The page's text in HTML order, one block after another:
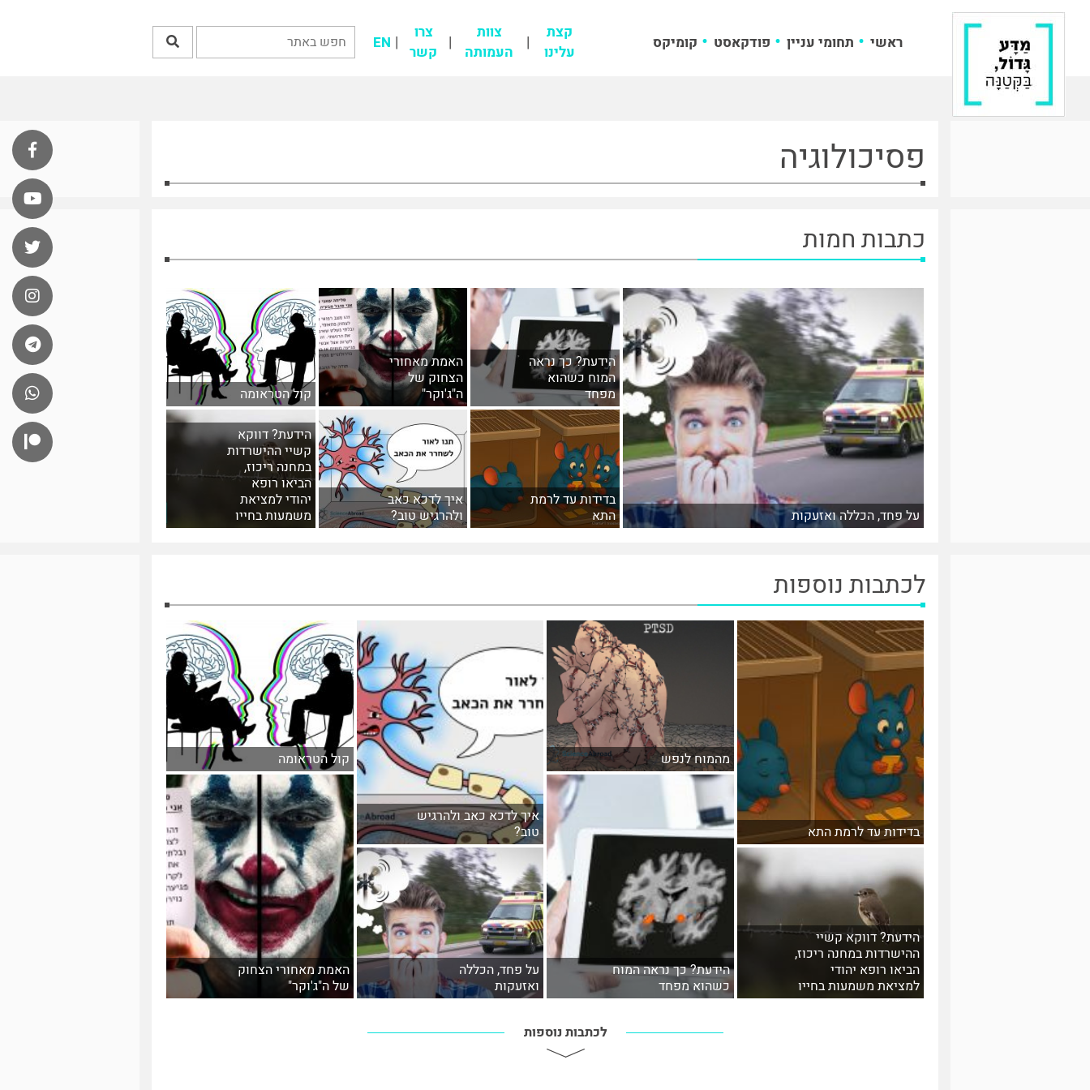
ראשי תחומי עניין פודקאסט קומיקס
קצת
עלינו
צוות
העמותה
צרו
קשר
EN
פסיכולוגיה
כתבות חמות
על פחד, הכללה ואזעקות
הידעת? כך נראה
המוח כשהוא
מפחד
האמת מאחורי
הצחוק של
ה"ג'וקר"
קול הטראומה
בדידות עד לרמת
התא
איך לדכא כאב
ולהרגיש טוב?
הידעת? דווקא
קשיי ההישרדות
במחנה ריכוז,
הביאו רופא
יהודי למציאת
משמעות בחייו
לכתבות נוספות
בדידות עד לרמת התא
מהמוח לנפש
איך לדכא כאב ולהרגיש
טוב?
קול הטראומה
הידעת? דווקא קשיי
ההישרדות במחנה ריכוז,
הביאו רופא יהודי
למציאת משמעות בחייו
הידעת? כך נראה המוח
כשהוא מפחד
על פחד, הכללה
ואזעקות
האמת מאחורי הצחוק
של ה"ג'וקר"
לכתבות נוספות